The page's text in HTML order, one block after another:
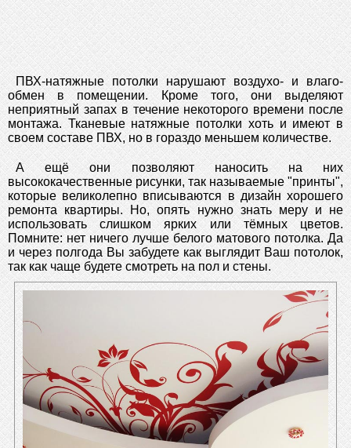
ПВХ-натяжные потолки нарушают воздухо- и влаго-
обмен в помещении. Кроме того, они выделяют
неприятный запах в течение некоторого времени после
монтажа. Тканевые натяжные потолки хоть и имеют в
своем составе ПВХ, но в гораздо меньшем количестве.
А ещё они позволяют наносить на них
высококачественные рисунки, так называемые "принты",
которые великолепно вписываются в дизайн хорошего
ремонта квартиры. Но, опять нужно знать меру и не
использовать слишком ярких или тёмных цветов.
Помните: нет ничего лучше белого матового потолка. Да
и через полгода Вы забудете как выглядит Ваш потолок,
так как чаще будете смотреть на пол и стены.